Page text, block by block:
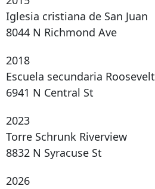
Iglesia cristiana de San Juan
8044 N Richmond Ave
2018
Escuela secundaria Roosevelt
6941 N Central St
2023
Torre Schrunk Riverview
8832 N Syracuse St
2026